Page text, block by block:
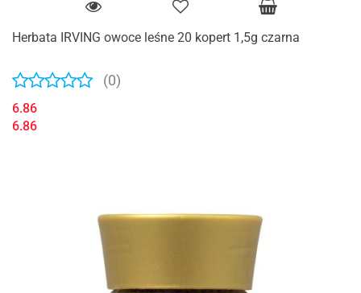
Herbata IRVING owoce leśne 20 kopert 1,5g czarna
(0)
6.86
6.86